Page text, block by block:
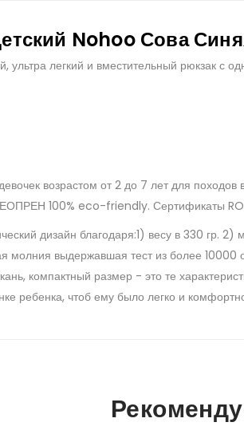
Nohoo Сова
ультра легкий и вместительный рюкзак с
возрастом от 2 до 7 лет для
100% eco-friendly. Сертификаты
дизайн благодаря:1) весу в 330
молния выдержавшая тест из более
компактный размер - это те
ребенка, чтоб ему было легко и